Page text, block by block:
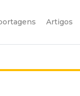
Artigos